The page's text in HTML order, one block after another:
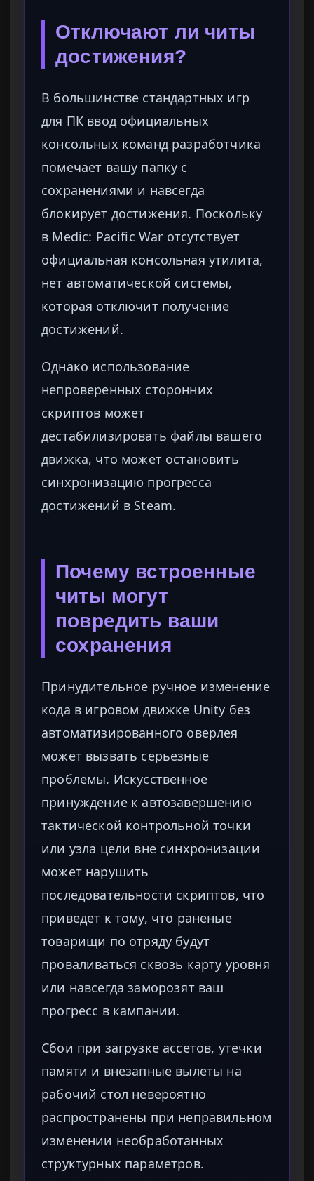
Отключают ли читы
достижения?
В большинстве стандартных игр
для ПК ввод официальных
консольных команд разработчика
помечает вашу папку с
сохранениями и навсегда
блокирует достижения. Поскольку
в Medic: Pacific War отсутствует
официальная консольная утилита,
нет автоматической системы,
которая отключит получение
достижений.
Однако использование
непроверенных сторонних
скриптов может
дестабилизировать файлы вашего
движка, что может остановить
синхронизацию прогресса
достижений в Steam.
Почему встроенные
читы могут
повредить ваши
сохранения
Принудительное ручное изменение
кода в игровом движке Unity без
автоматизированного оверлея
может вызвать серьезные
проблемы. Искусственное
принуждение к автозавершению
тактической контрольной точки
или узла цели вне синхронизации
может нарушить
последовательности скриптов, что
приведет к тому, что раненые
товарищи по отряду будут
проваливаться сквозь карту уровня
или навсегда заморозят ваш
прогресс в кампании.
Сбои при загрузке ассетов, утечки
памяти и внезапные вылеты на
рабочий стол невероятно
распространены при неправильном
изменении необработанных
структурных параметров.